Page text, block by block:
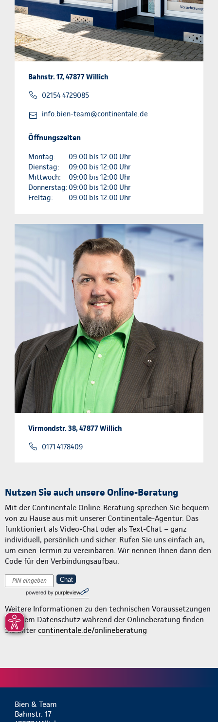
Bahnstr. 17, 47877 Willich
02154 4729085
info.bien-team@continentale.de
Öffnungszeiten
Montag:
09:00 bis 12:00 Uhr
Dienstag:
09:00 bis 12:00 Uhr
Mittwoch:
09:00 bis 12:00 Uhr
Donnerstag: 09:00 bis 12:00 Uhr
Freitag:
09:00 bis 12:00 Uhr
Virmondstr. 38, 47877 Willich
0171 4178409
Nutzen Sie auch unsere Online-Beratung
Mit der Continentale Online-Beratung sprechen Sie bequem
von zu Hause aus mit unserer Continentale-Agentur. Das
funktioniert als Video-Chat oder als Text-Chat – ganz
individuell, persönlich und sicher. Rufen Sie uns einfach an,
um einen Termin zu vereinbaren. Wir nennen Ihnen dann den
Code für den Verbindungsaufbau.
Chat
powered by purpleview
Weitere Informationen zu den technischen Voraussetzungen
und dem Datenschutz während der Onlineberatung finden
Sie unter continentale.de/onlineberatung
Bien & Team
Bahnstr. 17